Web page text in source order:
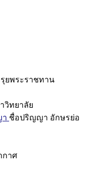
รุยพระราชทาน
วิทยาลัย
ชื่อปริญญา อักษรย่อ
กาศ